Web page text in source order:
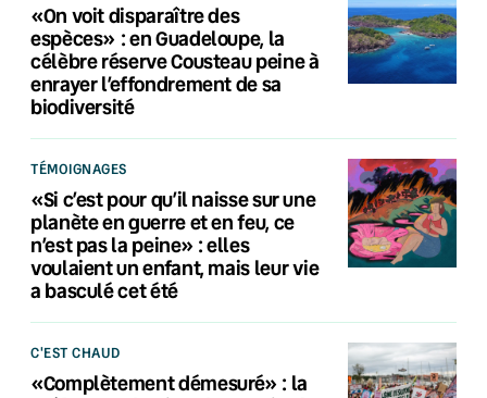
«On voit disparaître des
espèces» : en Guadeloupe, la
célèbre réserve Cousteau peine à
enrayer l’effondrement de sa
biodiversité
TÉMOIGNAGES
«Si c’est pour qu’il naisse sur une
planète en guerre et en feu, ce
n’est pas la peine» : elles
voulaient un enfant, mais leur vie
a basculé cet été
C'EST CHAUD
«Complètement démesuré» : la